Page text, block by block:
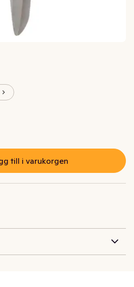
kr
till i varukorgen